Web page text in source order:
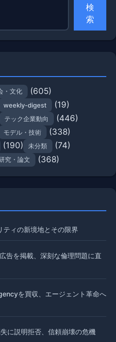
検
索
・文化 (605)
weekly-digest (19)
テック企業動向 (446)
モデル・技術 (338)
(190) 未分類 (74)
究・論文 (368)
ティの新境地とその限界
告を掲載、深刻な倫理問題に直
を買収、エージェント革命へ
に説明拒否、信頼崩壊の危機